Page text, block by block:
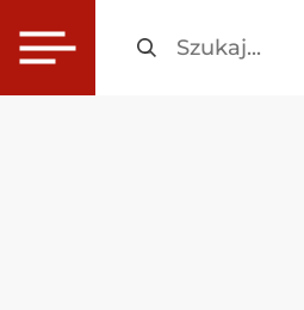
Szukaj